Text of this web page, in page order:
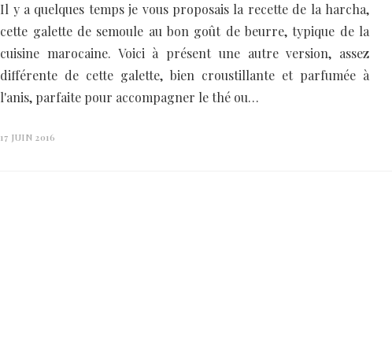
Il y a quelques temps je vous proposais la recette de la harcha,
cette galette de semoule au bon goût de beurre, typique de la
cuisine marocaine. Voici à présent une autre version, assez
différente de cette galette, bien croustillante et parfumée à
l'anis, parfaite pour accompagner le thé ou…
17 JUIN 2016